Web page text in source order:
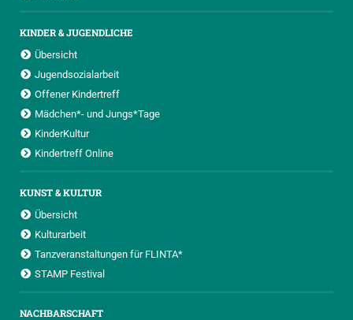
KINDER & JUGENDLICHE
Übersicht
Jugendsozialarbeit
Offener Kindertreff
Mädchen*- und Jungs*Tage
KinderKultur
Kindertreff Online
KUNST & KULTUR
Übersicht
Kulturarbeit
Tanzveranstaltungen für FLINTA*
STAMP Festival
NACHBARSCHAFT